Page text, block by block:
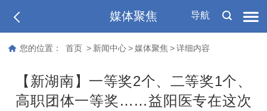
导航
媒体聚焦
您的位置： 首页 > 新闻中心 > 媒体聚焦 > 详细内容
【新湖南】一等奖2个、二等奖1个、
高职团体一等奖……益阳医专在这次